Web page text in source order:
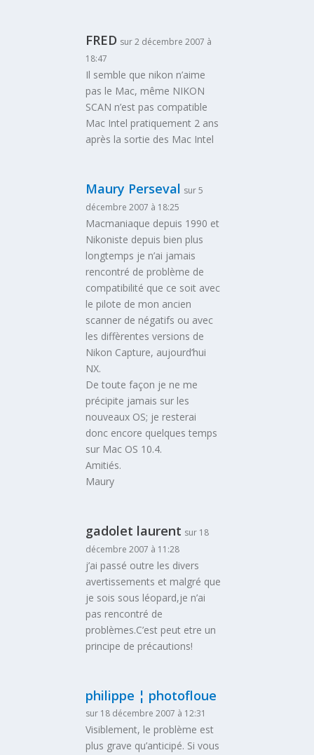
FRED sur 2 décembre 2007 à
18:47
Il semble que nikon n’aime
pas le Mac, même NIKON
SCAN n’est pas compatible
Mac Intel pratiquement 2 ans
après la sortie des Mac Intel
Maury Perseval sur 5
décembre 2007 à 18:25
Macmaniaque depuis 1990 et
Nikoniste depuis bien plus
longtemps je n’ai jamais
rencontré de problème de
compatibilité que ce soit avec
le pilote de mon ancien
scanner de négatifs ou avec
les diffèrentes versions de
Nikon Capture, aujourd’hui
NX.
De toute façon je ne me
précipite jamais sur les
nouveaux OS; je resterai
donc encore quelques temps
sur Mac OS 10.4.
Amitiés.
Maury
gadolet laurent sur 18
décembre 2007 à 11:28
j’ai passé outre les divers
avertissements et malgré que
je sois sous léopard,je n’ai
pas rencontré de
problèmes.C’est peut etre un
principe de précautions!
philippe ¦ photofloue
sur 18 décembre 2007 à 12:31
Visiblement, le problème est
plus grave qu’anticipé. Si vous